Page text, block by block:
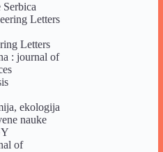
Letters
Letters
: journal of
ekologija
nauke
of